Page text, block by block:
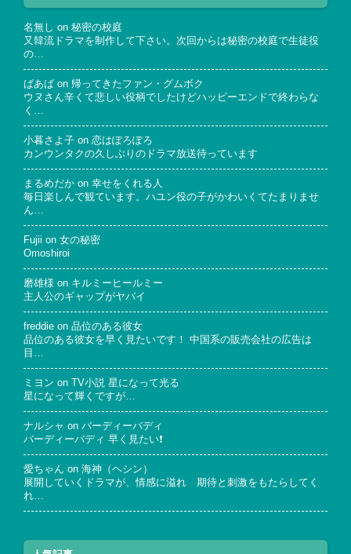
名無し on 秘密の校庭
又韓流ドラマを制作して下さい。次回からは秘密の校庭で生徒役
の…
ばあば on 帰ってきたファン・グムボク
ウヌさん辛くて悲しい役柄でしたけどハッピーエンドで終わらな
く…
小暮さよ子 on 恋はぽろぽろ
カンウンタクの久しぶりのドラマ放送待っています
まるめだか on 幸せをくれる人
毎日楽しんで観ています。ハユン役の子がかわいくてたまりませ
ん…
Fujii on 女の秘密
Omoshiroi
磨雄様 on キルミーヒールミー
主人公のギャップがヤバイ
freddie on 品位のある彼女
品位のある彼女を早く見たいです！ 中国系の販売会社の広告は
目…
ミヨン on TV小説 星になって光る
星になって輝くですが…
ナルシャ on バーディーバディ
バーディーバディ 早く見たい❗
愛ちゃん on 海神（ヘシン）
展開していくドラマが、情感に溢れ 期待と刺激をもたらしてく
れ…